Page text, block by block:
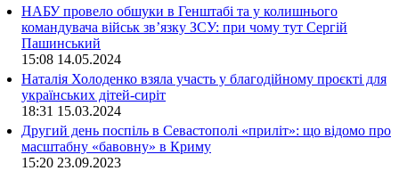
НАБУ провело обшуки в Генштабі та у колишнього
командувача військ зв’язку ЗСУ: при чому тут Сергій
Пашинський
15:08 14.05.2024
Наталія Холоденко взяла участь у благодійному проєкті для
українських дітей-сиріт
18:31 15.03.2024
Другий день поспіль в Севастополі «приліт»: що відомо про
масштабну «бавовну» в Криму
15:20 23.09.2023